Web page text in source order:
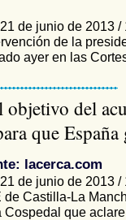
de junio de 2013 /
de la
ayer en las
objetivo del
que España
lacerca.com
de junio de 2013 /
Castilla-La
que